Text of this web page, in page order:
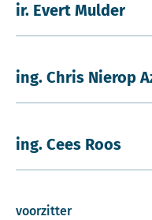
ir. Evert Mulder
ing. Chris Nierop
ing. Cees Roos
voorzitter